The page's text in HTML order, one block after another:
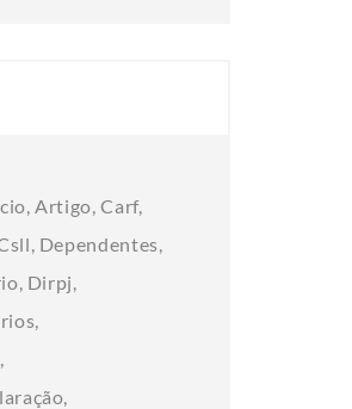
Artigo Carf
Dependentes
Dirpj